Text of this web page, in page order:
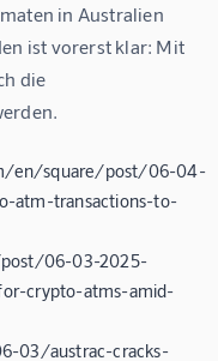
in Australien
ist vorerst klar: Mit
die
en/square/post/06-04-
atm-transactions-to-
06-03-2025-
crypto-atms-amid-
03/austrac-cracks-